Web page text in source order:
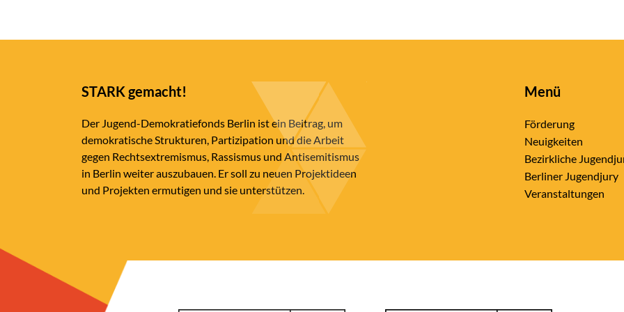
STARK gemacht!
Der Jugend-Demokratiefonds Berlin ist ein Beitrag, um
demokratische Strukturen, Partizipation und die Arbeit
gegen Rechtsextremismus, Rassismus und Antisemitismus
in Berlin weiter auszubauen. Er soll zu neuen Projektideen
und Projekten ermutigen und sie unterstützen.
Menü
Förderung
Neuigkeiten
Bezirkliche
Berliner Jugendjury
Veranstaltungen